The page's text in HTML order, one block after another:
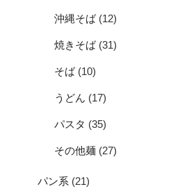
沖縄そば(12)
焼きそば(31)
そば(10)
うどん (17)
パスタ (35)
その他麺 (27)
パン系 (21)